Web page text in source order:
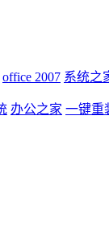
office 2007 系统之
办公之家 一键重